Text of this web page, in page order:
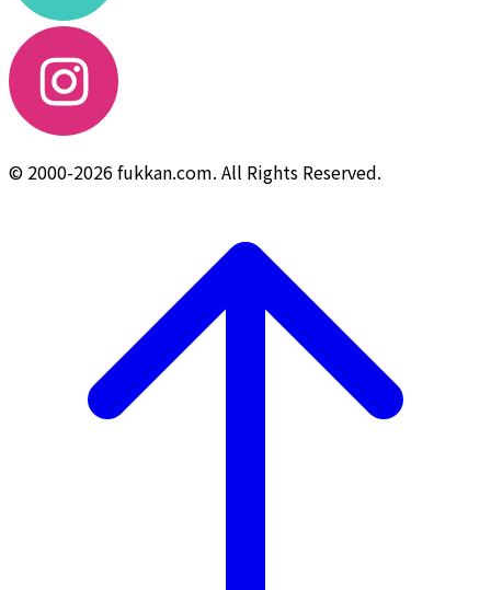
© 2000-2026 fukkan.com. All Rights Reserved.